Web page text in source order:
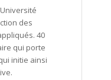
des
40
qui porte
initie ainsi